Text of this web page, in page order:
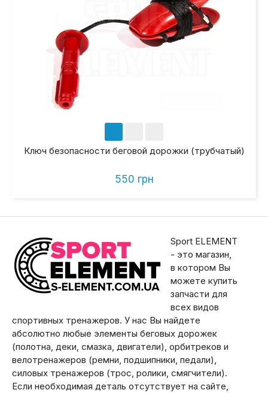
Ключ безопасности беговой дорожки (трубчатый)
550 грн
Sport ELEMENT
- это магазин,
в котором Вы
можете купить
запчасти для
всех видов
спортивных тренажеров. У нас Вы найдете
абсолютно любые элементы беговых дорожек
(полотна, деки, смазка, двигатели), орбитреков и
велотренажеров (ремни, подшипники, педали),
силовых тренажеров (трос, ролики, смягчители).
Если необходимая деталь отсутствует на сайте,